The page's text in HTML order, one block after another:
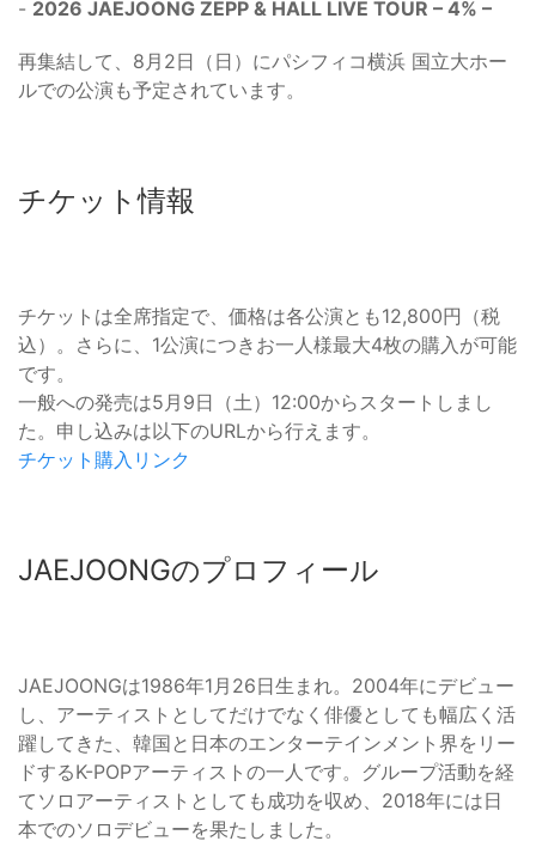
- 2026 JAEJOONG ZEPP & HALL LIVE TOUR – 4% –
再集結して、8月2日（日）にパシフィコ横浜 国立大ホー
ルでの公演も予定されています。
チケット情報
チケットは全席指定で、価格は各公演とも12,800円（税
込）。さらに、1公演につきお一人様最大4枚の購入が可能
です。
一般への発売は5月9日（土）12:00からスタートしまし
た。申し込みは以下のURLから行えます。
チケット購入リンク
JAEJOONGのプロフィール
JAEJOONGは1986年1月26日生まれ。2004年にデビュー
し、アーティストとしてだけでなく俳優としても幅広く活
躍してきた、韓国と日本のエンターテインメント界をリー
ドするK-POPアーティストの一人です。グループ活動を経
てソロアーティストとしても成功を収め、2018年には日
本でのソロデビューを果たしました。